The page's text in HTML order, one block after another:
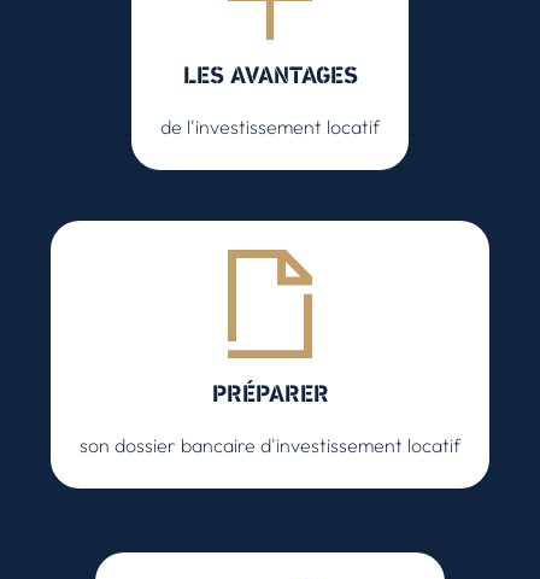
LES AVANTAGES
de l'investissement locatif
PRÉPARER
son dossier bancaire d'investissement locatif